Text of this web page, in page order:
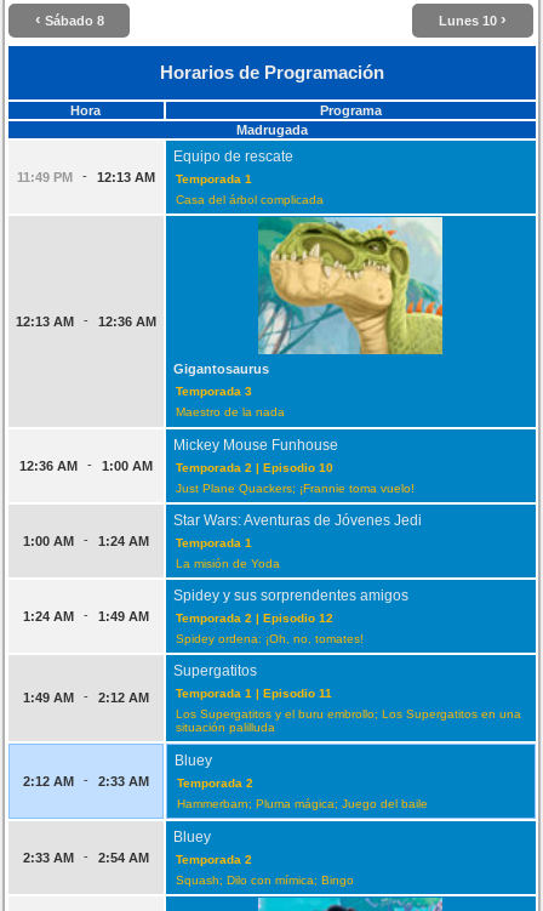
‹ Sábado 8 Lunes 10 ›
Horarios de Programación
Hora
Programa
Madrugada
11:49 PM - 12:13 AM
Equipo de rescate
Temporada 1
Casa del árbol complicada
12:13 AM - 12:36 AM
Gigantosaurus
Temporada 3
Maestro de la nada
12:36 AM - 1:00 AM
Mickey Mouse Funhouse
Temporada 2 | Episodio 10
Just Plane Quackers; ¡Frannie toma vuelo!
1:00 AM - 1:24 AM
Star Wars: Aventuras de Jóvenes Jedi
Temporada 1
La misión de Yoda
1:24 AM - 1:49 AM
Spidey y sus sorprendentes amigos
Temporada 2 | Episodio 12
Spidey ordena: ¡Oh, no, tomates!
1:49 AM - 2:12 AM
Supergatitos
Temporada 1 | Episodio 11
Los Supergatitos y el buru embrollo; Los Supergatitos en una
situación palilluda
2:12 AM - 2:33 AM
Bluey
Temporada 2
Hammerbarn; Pluma mágica; Juego del baile
2:33 AM - 2:54 AM
Bluey
Temporada 2
Squash; Dilo con mímica; Bingo